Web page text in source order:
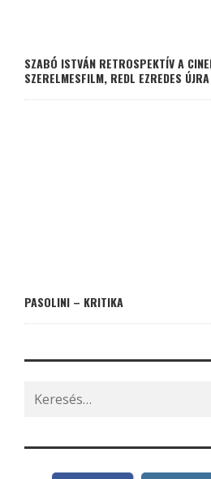
SZABÓ ISTVÁN RETROSPEKTÍV A
SZERELMESFILM, REDL EZREDES
PASOLINI – KRITIKA
Search
for: